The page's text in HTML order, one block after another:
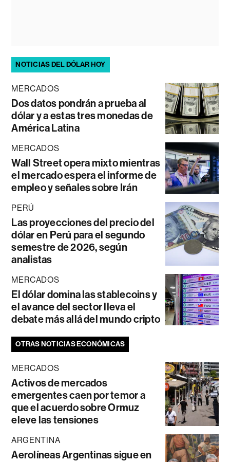
NOTICIAS DEL DÓLAR HOY
MERCADOS
Dos datos pondrán a prueba al
dólar y a estas tres monedas de
América Latina
MERCADOS
Wall Street opera mixto mientras
el mercado espera el informe de
empleo y señales sobre Irán
PERÚ
Las proyecciones del precio del
dólar en Perú para el segundo
semestre de 2026, según
analistas
MERCADOS
El dólar domina las stablecoins y
el avance del sector lleva el
debate más allá del mundo cripto
OTRAS NOTICIAS ECONÓMICAS
MERCADOS
Activos de mercados
emergentes caen por temor a
que el acuerdo sobre Ormuz
eleve las tensiones
ARGENTINA
Aerolíneas Argentinas sigue en